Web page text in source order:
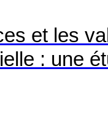
et les
: une